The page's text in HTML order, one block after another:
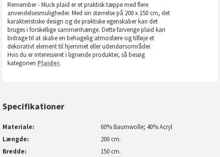
Remember - Muck plaid er et praktisk tæppe med flere
anvendelsesmuligheder. Med sin størrelse på 200 x 150 cm, det
karakteristiske design og de praktiske egenskaber kan det
bruges i forskellige sammenhænge. Dette farverige plaid kan
bidrage til at skabe en behagelig atmosfære og tilføje et
dekorativt element til hjemmet eller udendørsområder.
Hvis du er interesseret i lignende produkter, så besøg
kategorien Plaider.
Specifikationer
Materiale
60% Baumwolle; 40% Acryl
Længde
200 cm.
Bredde
150 cm.